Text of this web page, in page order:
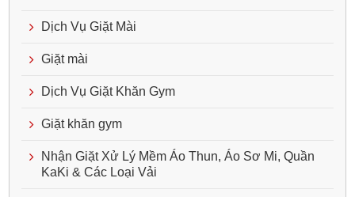
Dịch Vụ Giặt Mài
Giặt mài
Dịch Vụ Giặt Khăn Gym
Giặt khăn gym
Nhận Giặt Xử Lý Mềm Áo Thun, Áo Sơ Mi, Quần
KaKi & Các Loại Vải